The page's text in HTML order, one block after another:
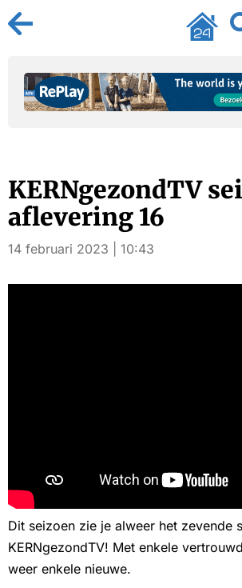
KERNgezondTV
aflevering 16
14 februari 2023 | 10:43
Dit seizoen zie je alweer het zevende
KERNgezondTV! Met enkele
weer enkele nieuwe.